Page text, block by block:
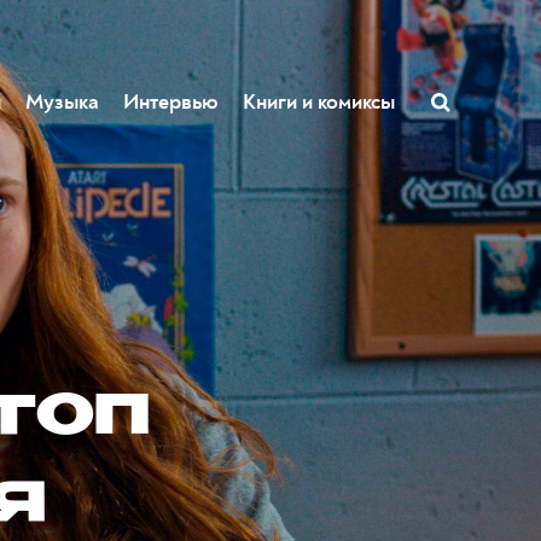
Музыка Интервью Книги и комиксы